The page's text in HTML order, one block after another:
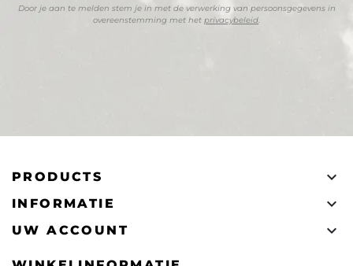
Door je aan te melden stem je in met de verwerking van persoonsgegevens in
overeenstemming met het privacybeleid
PRODUCTS 
INFORMATIE 
UW ACCOUNT 